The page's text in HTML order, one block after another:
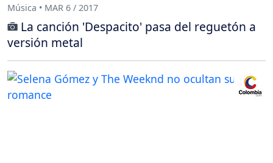
Música • MAR 6 / 2017
La canción 'Despacito' pasa del reguetón a
versión metal